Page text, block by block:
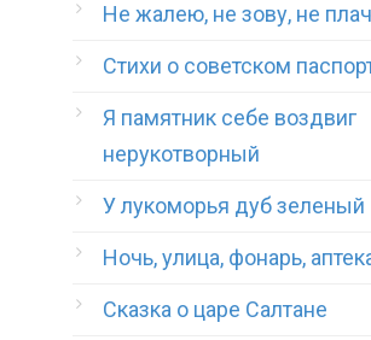
Не жалею, не зову, не
Стихи о советском
Я памятник себе воздвиг
нерукотворный
У лукоморья дуб зеленый
Ночь, улица, фонарь,
Сказка о царе Салтане